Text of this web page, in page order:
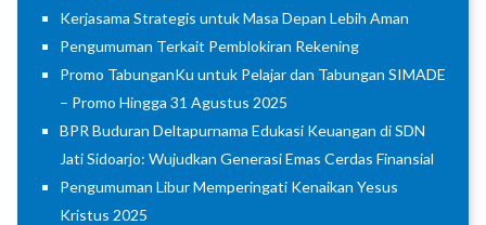
Kerjasama Strategis untuk Masa Depan Lebih Aman
Pengumuman Terkait Pemblokiran Rekening
Promo TabunganKu untuk Pelajar dan Tabungan SIMADE
– Promo Hingga 31 Agustus 2025
BPR Buduran Deltapurnama Edukasi Keuangan di SDN
Jati Sidoarjo: Wujudkan Generasi Emas Cerdas Finansial
Pengumuman Libur Memperingati Kenaikan Yesus
Kristus 2025